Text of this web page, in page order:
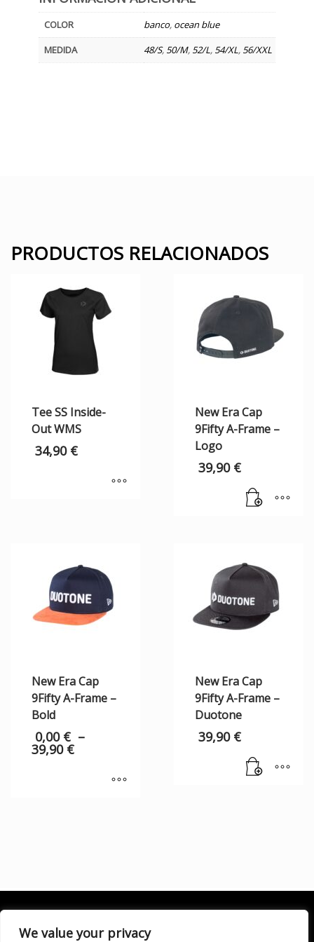
We value your privacy
COLOR banco, ocean blue
MEDIDA
48/S, 50/M, 52/L, 54/XL, 56/XXL
PRODUCTOS RELACIONADOS
Tee SS Inside-
Out WMS
34,90 €
New Era Cap
9Fifty A-Frame –
Logo
39,90 €
New Era Cap
9Fifty A-Frame –
Bold
0,00 € –
39,90 €
New Era Cap
9Fifty A-Frame –
Duotone
39,90 €